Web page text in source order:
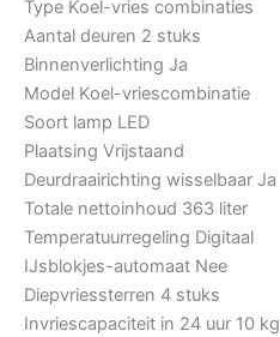
Type Koel-vries combinaties
Aantal deuren 2 stuks
Binnenverlichting Ja
Model Koel-vriescombinatie
Soort lamp LED
Plaatsing Vrijstaand
Deurdraairichting wisselbaar Ja
Totale nettoinhoud 363 liter
Temperatuurregeling Digitaal
IJsblokjes-automaat Nee
Diepvriessterren 4 stuks
Invriescapaciteit in 24 uur 10 kg